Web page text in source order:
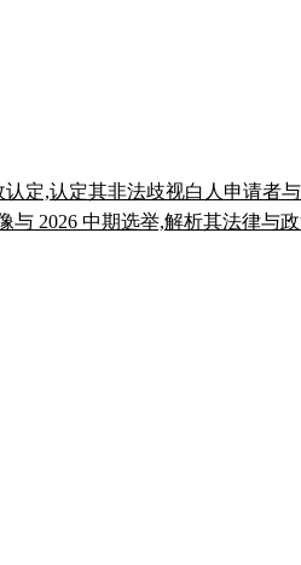
定,认定其非法歧视白人申请
2026 中期选举,解析其法律与政